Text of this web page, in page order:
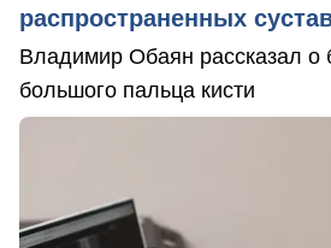
распространенных
Владимир Обаян рассказал о
большого пальца кисти